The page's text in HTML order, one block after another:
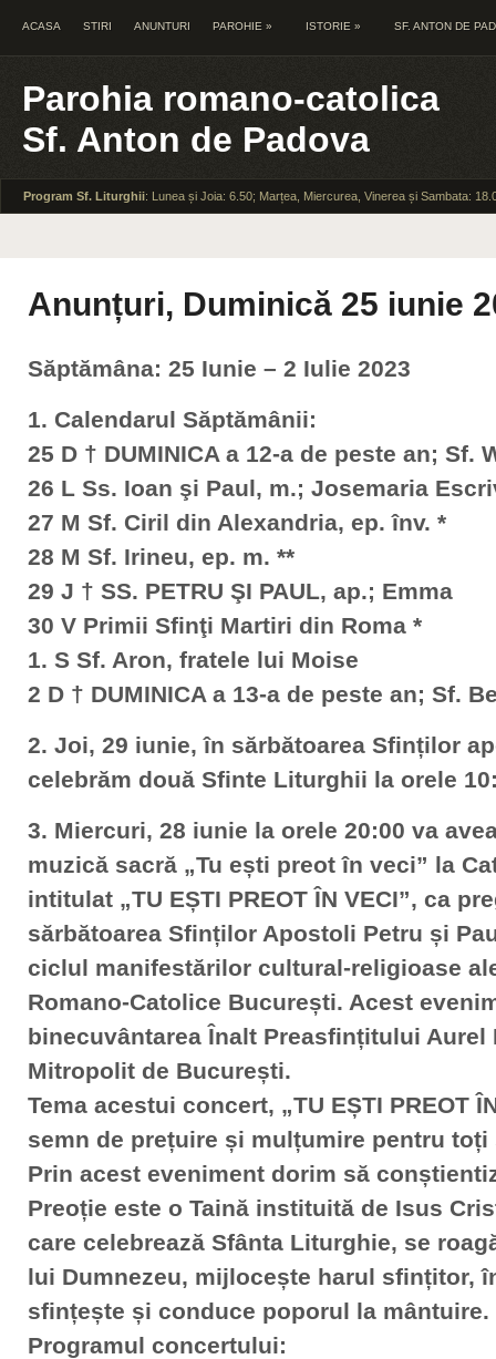
ACASA STIRI ANUNTURI PAROHIE » ISTORIE » SF. ANTON DE
Parohia romano-catolica
Sf. Anton de Padova
Program Sf. Liturghii: Lunea și Joia: 6.50; Marțea, Miercurea, Vinerea și Sambata:
Anunțuri, Duminică 25 iunie
Săptămâna: 25 Iunie – 2 Iulie 2023
1. Calendarul Săptămânii:
25 D † DUMINICA a 12-a de peste an; Sf.
26 L Ss. Ioan şi Paul, m.; Josemaria
27 M Sf. Ciril din Alexandria, ep. înv. *
28 M Sf. Irineu, ep. m. **
29 J † SS. PETRU ŞI PAUL, ap.; Emma
30 V Primii Sfinţi Martiri din Roma *
1. S Sf. Aron, fratele lui Moise
2 D † DUMINICA a 13-a de peste an; Sf.
2. Joi, 29 iunie, în sărbătoarea Sfinților
celebrăm două Sfinte Liturghii la orele
3. Miercuri, 28 iunie la orele 20:00 va
muzică sacră „Tu ești preot în veci” la
intitulat „TU EȘTI PREOT ÎN VECI”, ca
sărbătoarea Sfinților Apostoli Petru și
ciclul manifestărilor cultural-religioase
Romano-Catolice București. Acest
binecuvântarea Înalt Preasfințitului Aurel
Mitropolit de București.
Tema acestui concert, „TU EȘTI PREOT
semn de prețuire și mulțumire pentru
Prin acest eveniment dorim să
Preoție este o Taină instituită de Isus
care celebrează Sfânta Liturghie, se
lui Dumnezeu, mijlocește harul sfințitor,
sfințește și conduce poporul la mântuire.
Programul concertului: